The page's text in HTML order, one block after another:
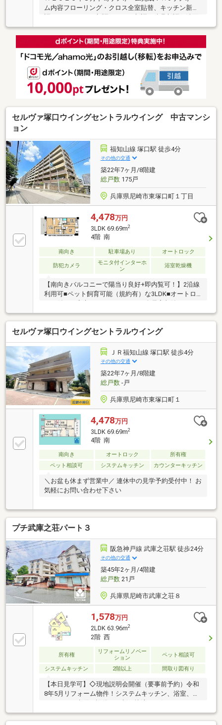
ム内容フローリング・クロス全室貼替、キッチン新
化粧台新調、洗濯パン新調、給湯器交換、ハウスクリ
ーニング等●南西向きバルコニー●３LDK ７１．７０
㎡●各居室に収納あり！♪お気軽にお問い合わせくださ
い♪
セルヴァ塚口ウイングセントラルウイング 中古マンシ
ョン
福知山線 塚口駅 徒歩4分
その他の交通
築22年7ヶ月/8階建
総戸数175戸
兵庫県尼崎市東塚口町１丁目
4,478万円
3LDK 69.69m2
4階 南
南向き 駐車場あり オートロック
防犯カメラ
モニタ付インターホ
ン
浴室乾燥機
【南向きバルコニーで陽当り良好+即内覧可！】2沿線
利用可■ペット飼育可能（規約有）な3LDK■オートロ
ンクルームなど収納スペースも豊富
セルヴァ塚口ウイングセントラルウイング
ＪＲ福知山線 塚口駅 徒歩4分
その他の交通
築22年7ヶ月/8階建
総戸数-戸
兵庫県尼崎市東塚口町１
4,478万円
3LDK 69.69m2
4階 南
南向き オートロック
所有権
ペット相談可
システムキッチン カウンターキッチン
＼お盆も休まず営業中／ 連休中の見学予約受付中！ お
気軽にお問い合わせ下さい
プチ武庫之荘パート３
阪急神戸線 武庫之荘駅 徒歩24分
その他の交通
築45年2ヶ月/4階建
総戸数21戸
兵庫県尼崎市武庫之荘８
1,578万円
2LDK 63.96m2
2階 西
所有権
リフォームリノベー
ション
ペット相談可
システムキッチン 2階以上 間取り図有り
【本日見学可】◇現地説明会開催（要事前予約）令和
8年5月リフォーム物件！システムキッチン、浴室、ト
けます♪16帖のLDKは二面バルコニーで、通風良好！